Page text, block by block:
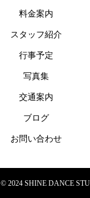
料金案内
スタッフ紹介
行事予定
写真集
交通案内
ブログ
お問い合わせ
2024 SHINE DANCE